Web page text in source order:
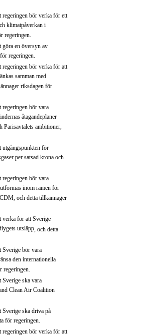
regeringen bör verka för ett
klimatpåverkan i
regeringen.
göra en översyn av
regeringen.
regeringen bör verka för att
samman med
riksdagen för
regeringen bör vara
åtagandeplaner
Parisavtalets ambitioner,
utgångspunkten för
per satsad krona och
regeringen bör vara
inom ramen för
och detta tillkännager
verka för att Sverige
utsläpp,och detta
Sverige bör vara
den internationella
regeringen.
Sverige ska vara
Clean Air Coalition
Sverige ska driva på
för regeringen.
regeringen bör verka för att